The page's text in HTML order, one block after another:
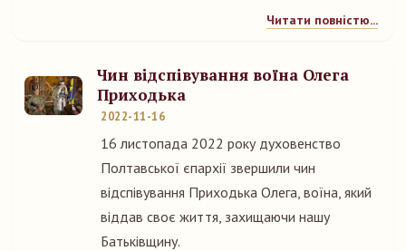
Читати повністю...
Чин відспівування воїна Олега
Приходька
2022-11-16
16 листопада 2022 року духовенство
Полтавської єпархії звершили чин
відспівування Приходька Олега, воїна, який
віддав своє життя, захищаючи нашу
Батьківщину.